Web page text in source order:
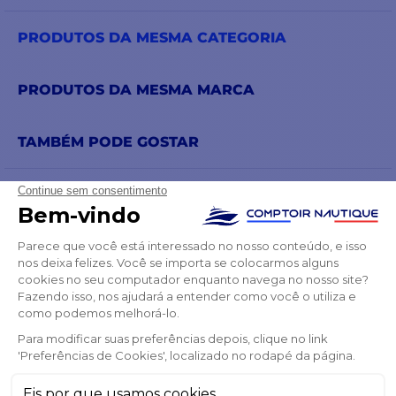
PRODUTOS DA MESMA CATEGORIA
PRODUTOS DA MESMA MARCA
TAMBÉM PODE GOSTAR